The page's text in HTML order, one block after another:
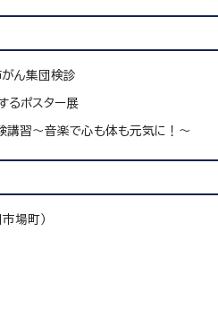
ん集団検診
るポスター展
講習～音楽で心も体も元気に！～
場町）